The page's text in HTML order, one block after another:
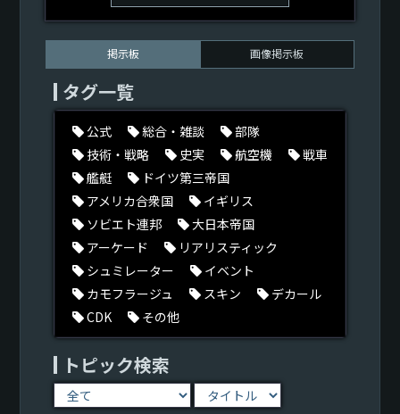
掲示板 画像掲示板
タグ一覧
公式 総合・雑談
部隊
技術・戦略
史実 航空機
戦車
艦艇
ドイツ第三帝国
アメリカ合衆国
イギリス
ソビエト連邦
大日本帝国
アーケード
リアリスティック
シュミレーター
イベント
カモフラージュ
スキン
デカール
CDK
その他
トピック検索